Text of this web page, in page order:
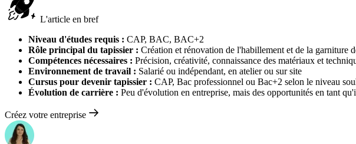
L'article en bref
Niveau d'études requis : CAP, BAC, BAC+2
Rôle principal du tapissier : Création et rénovation de l'habillement et de la garniture
Compétences nécessaires : Précision, créativité, connaissance des matériaux et
Environnement de travail : Salarié ou indépendant, en atelier ou sur site
Cursus pour devenir tapissier : CAP, Bac professionnel ou Bac+2 selon le niveau
Évolution de carrière : Peu d'évolution en entreprise, mais des opportunités en tant
Créez votre entreprise